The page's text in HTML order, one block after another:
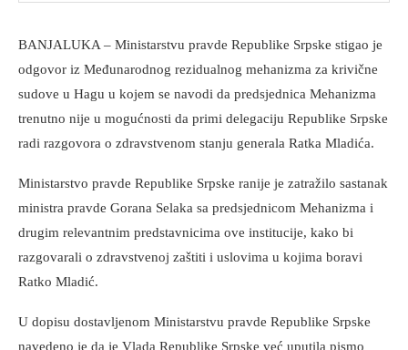
BANJALUKA – Ministarstvu pravde Republike Srpske stigao je
odgovor iz Međunarodnog rezidualnog mehanizma za krivične
sudove u Hagu u kojem se navodi da predsjednica Mehanizma
trenutno nije u mogućnosti da primi delegaciju Republike Srpske
radi razgovora o zdravstvenom stanju generala Ratka Mladića.
Ministarstvo pravde Republike Srpske ranije je zatražilo sastanak
ministra pravde Gorana Selaka sa predsjednicom Mehanizma i
drugim relevantnim predstavnicima ove institucije, kako bi
razgovarali o zdravstvenoj zaštiti i uslovima u kojima boravi
Ratko Mladić.
U dopisu dostavljenom Ministarstvu pravde Republike Srpske
navedeno je da je Vlada Republike Srpske već uputila pismo